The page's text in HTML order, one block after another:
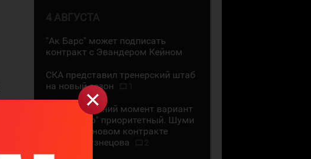
4 АВГУСТА
"Ак Барс" может подписать
контракт с Эвандером Кейном
СКА представил тренерский штаб
на новый сезон
На сегодняшний момент вариант
с "Сибирью" приоритетный. Шуми
Бабаев - о новом контракте
Евгения Кузнецова